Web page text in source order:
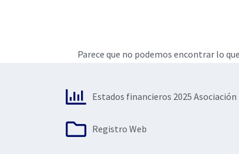
Parece que no podemos encontrar lo
Estados financieros 2025 Asociación
Registro Web